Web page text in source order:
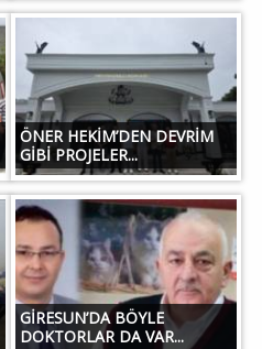
ÖNER HEKİM’DEN DEVRİM
GİBİ PROJELER...
GİRESUN’DA BÖYLE
DOKTORLAR DA VAR...